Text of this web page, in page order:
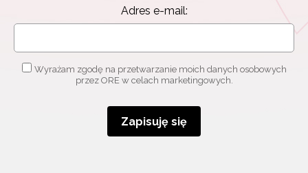
Adres e-mail:
Wyrażam zgodę na przetwarzanie moich danych osobowych
przez ORE w celach marketingowych.
Zapisuję się
osobowych przez ORE w celach marketingowych.